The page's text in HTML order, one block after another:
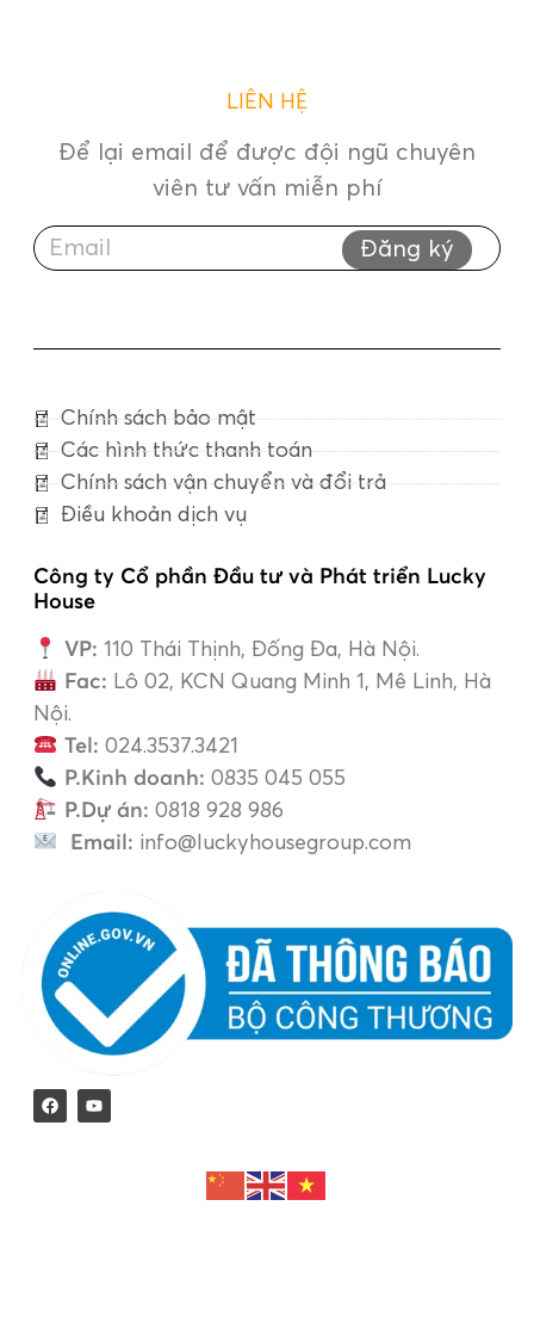
LIÊN HỆ
Để lại email để được đội ngũ chuyên
viên tư vấn miễn phí
Đăng ký
Chính sách bảo mật
Các hình thức thanh toán
Chính sách vận chuyển và đổi trả
Điều khoản dịch vụ
Công ty Cổ phần Đầu tư và Phát triển Lucky
House
VP: 110 Thái Thịnh, Đống Đa, Hà Nội.
Fac: Lô 02, KCN Quang Minh 1, Mê Linh, Hà
Nội.
Tel: 024.3537.3421
P.Kinh doanh: 0835 045 055
P.Dự án: 0818 928 986
Email: info@luckyhousegroup.com